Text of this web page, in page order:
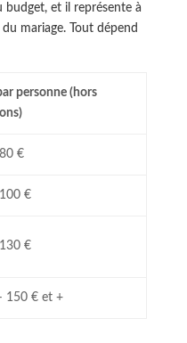
budget, et il représente à
mariage. Tout dépend
personne (hors
€
€
€
150 € et +